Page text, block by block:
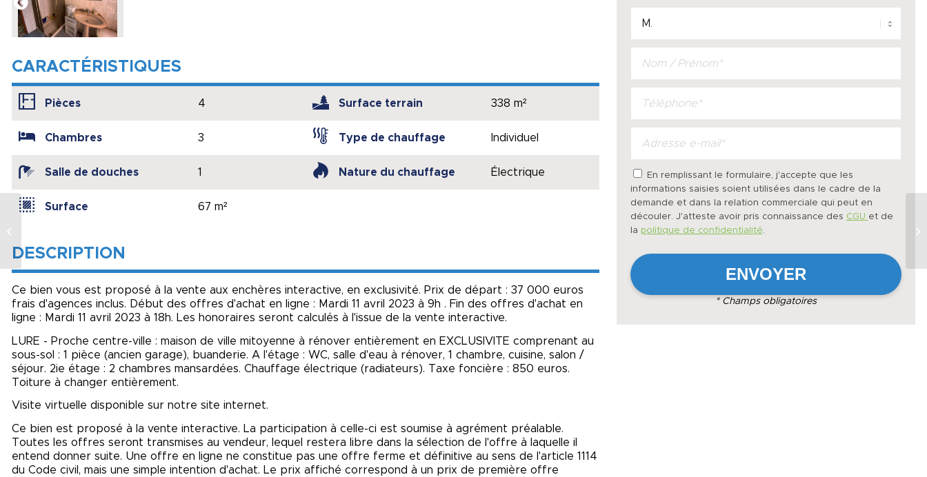
CARACTÉRISTIQUES
Pièces 4
Chambres 3
Salle de douches 1
Surface 67 m²
Surface terrain 338 m²
Type de chauffage Individuel
Nature du chauffage Électrique
DESCRIPTION
Ce bien vous est proposé à la vente aux enchères interactive, en exclusivité. Prix de départ : 37 000 euros
frais d'agences inclus. Début des offres d'achat en ligne : Mardi 11 avril 2023 à 9h . Fin des offres d'achat en
ligne : Mardi 11 avril 2023 à 18h. Les honoraires seront calculés à l'issue de la vente interactive.
LURE - Proche centre-ville : maison de ville mitoyenne à rénover entièrement en EXCLUSIVITE comprenant au
sous-sol : 1 pièce (ancien garage), buanderie. A l'étage : WC, salle d'eau à rénover, 1 chambre, cuisine, salon /
séjour. 2ie étage : 2 chambres mansardées. Chauffage électrique (radiateurs). Taxe foncière : 850 euros.
Toiture à changer entièrement.
Visite virtuelle disponible sur notre site internet.
Ce bien est proposé à la vente interactive. La participation à celle-ci est soumise à agrément préalable.
Toutes les offres seront transmises au vendeur, lequel restera libre dans la sélection de l'offre à laquelle il
entend donner suite. Une offre en ligne ne constitue pas une offre ferme et définitive au sens de l'article 1114
du Code civil, mais une simple intention d'achat. Le prix affiché correspond à un prix de première offre
En remplissant le formulaire, j'accepte que les
informations saisies soient utilisées dans le cadre de la
demande et dans la relation commerciale qui peut en
découler. J'atteste avoir pris connaissance des CGU et de
la politique de confidentialité.
* Champs obligatoires